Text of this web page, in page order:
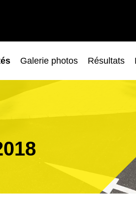
Galerie photos Résultats